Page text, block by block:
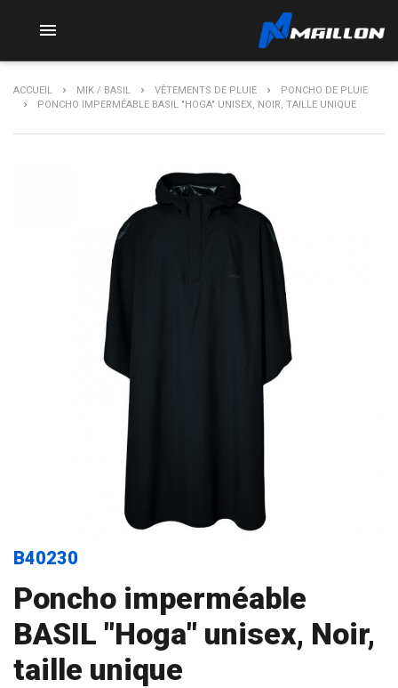

ACCUEIL MIK / BASIL VÊTEMENTS DE PLUIE
PONCHO DE PLUIE
PONCHO IMPERMÉABLE BASIL "HOGA" UNISEX, NOIR, TAILLE UNIQUE
B40230
Poncho imperméable
BASIL "Hoga" unisex, Noir,
taille unique